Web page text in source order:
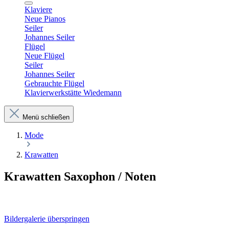
Klaviere
Neue Pianos
Seiler
Johannes Seiler
Flügel
Neue Flügel
Seiler
Johannes Seiler
Gebrauchte Flügel
Klavierwerkstätte Wiedemann
Menü schließen
Mode
Krawatten
Krawatten Saxophon / Noten
Bildergalerie überspringen